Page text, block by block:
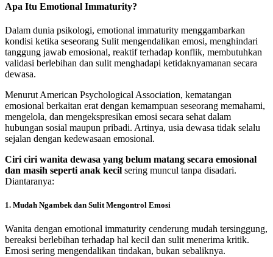
Apa Itu Emotional Immaturity?
Dalam dunia psikologi, emotional immaturity menggambarkan
kondisi ketika seseorang Sulit mengendalikan emosi, menghindari
tanggung jawab emosional, reaktif terhadap konflik, membutuhkan
validasi berlebihan dan sulit menghadapi ketidaknyamanan secara
dewasa.
Menurut American Psychological Association, kematangan
emosional berkaitan erat dengan kemampuan seseorang memahami,
mengelola, dan mengekspresikan emosi secara sehat dalam
hubungan sosial maupun pribadi. Artinya, usia dewasa tidak selalu
sejalan dengan kedewasaan emosional.
Ciri ciri wanita dewasa yang belum matang secara emosional
dan masih seperti anak kecil sering muncul tanpa disadari.
Diantaranya:
1. Mudah Ngambek dan Sulit Mengontrol Emosi
Wanita dengan emotional immaturity cenderung mudah tersinggung,
bereaksi berlebihan terhadap hal kecil dan sulit menerima kritik.
Emosi sering mengendalikan tindakan, bukan sebaliknya.